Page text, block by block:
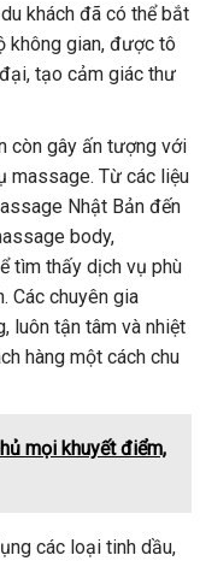
khách đã có thể bắt
không gian, được tô
tạo cảm giác thư
còn gây ấn tượng với
massage. Từ các liệu
Nhật Bản đến
body,
tìm thấy dịch vụ phù
Các chuyên gia
luôn tận tâm và nhiệt
hàng một cách chu
mọi khuyết điểm,
các loại tinh dầu,